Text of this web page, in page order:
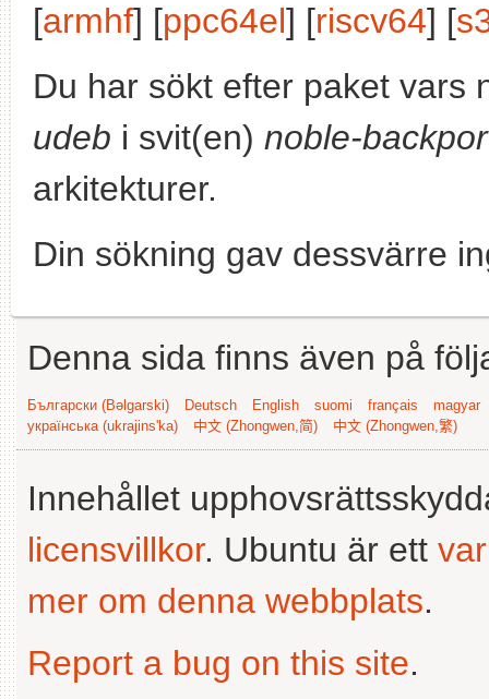
[armhf] [ppc64el] [riscv64] [
Du har sökt efter paket vars
udeb i svit(en) noble-
arkitekturer.
Din sökning gav dessvärre
Denna sida finns även på
Български (Bəlgarski) Deutsch English suomi français
magyar
українська (ukrajins'ka)
中文 (Zhongwen,简) 中文 (Zhongwen,繁)
Innehållet
licensvillkor. Ubuntu är ett
mer om denna webbplats.
Report a bug on this site.